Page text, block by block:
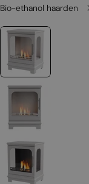
Bio-ethanol haarden